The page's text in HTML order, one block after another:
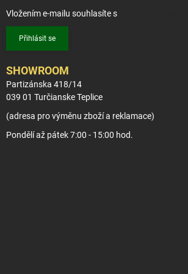
Vložením e-mailu souhlasíte s
Přihlásit se
SHOWROOM
Partizánska 418/14
039 01 Turčianske Teplice
(adresa pro výměnu zboží a reklamace)
Pondělí až pátek 7:00 - 15:00 hod.